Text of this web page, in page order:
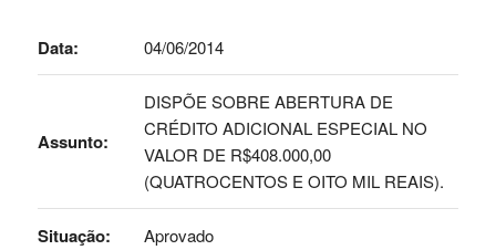
Data: 04/06/2014
Assunto:
DISPÕE SOBRE ABERTURA DE
CRÉDITO ADICIONAL ESPECIAL NO
VALOR DE R$408.000,00
(QUATROCENTOS E OITO MIL REAIS).
Situação: Aprovado